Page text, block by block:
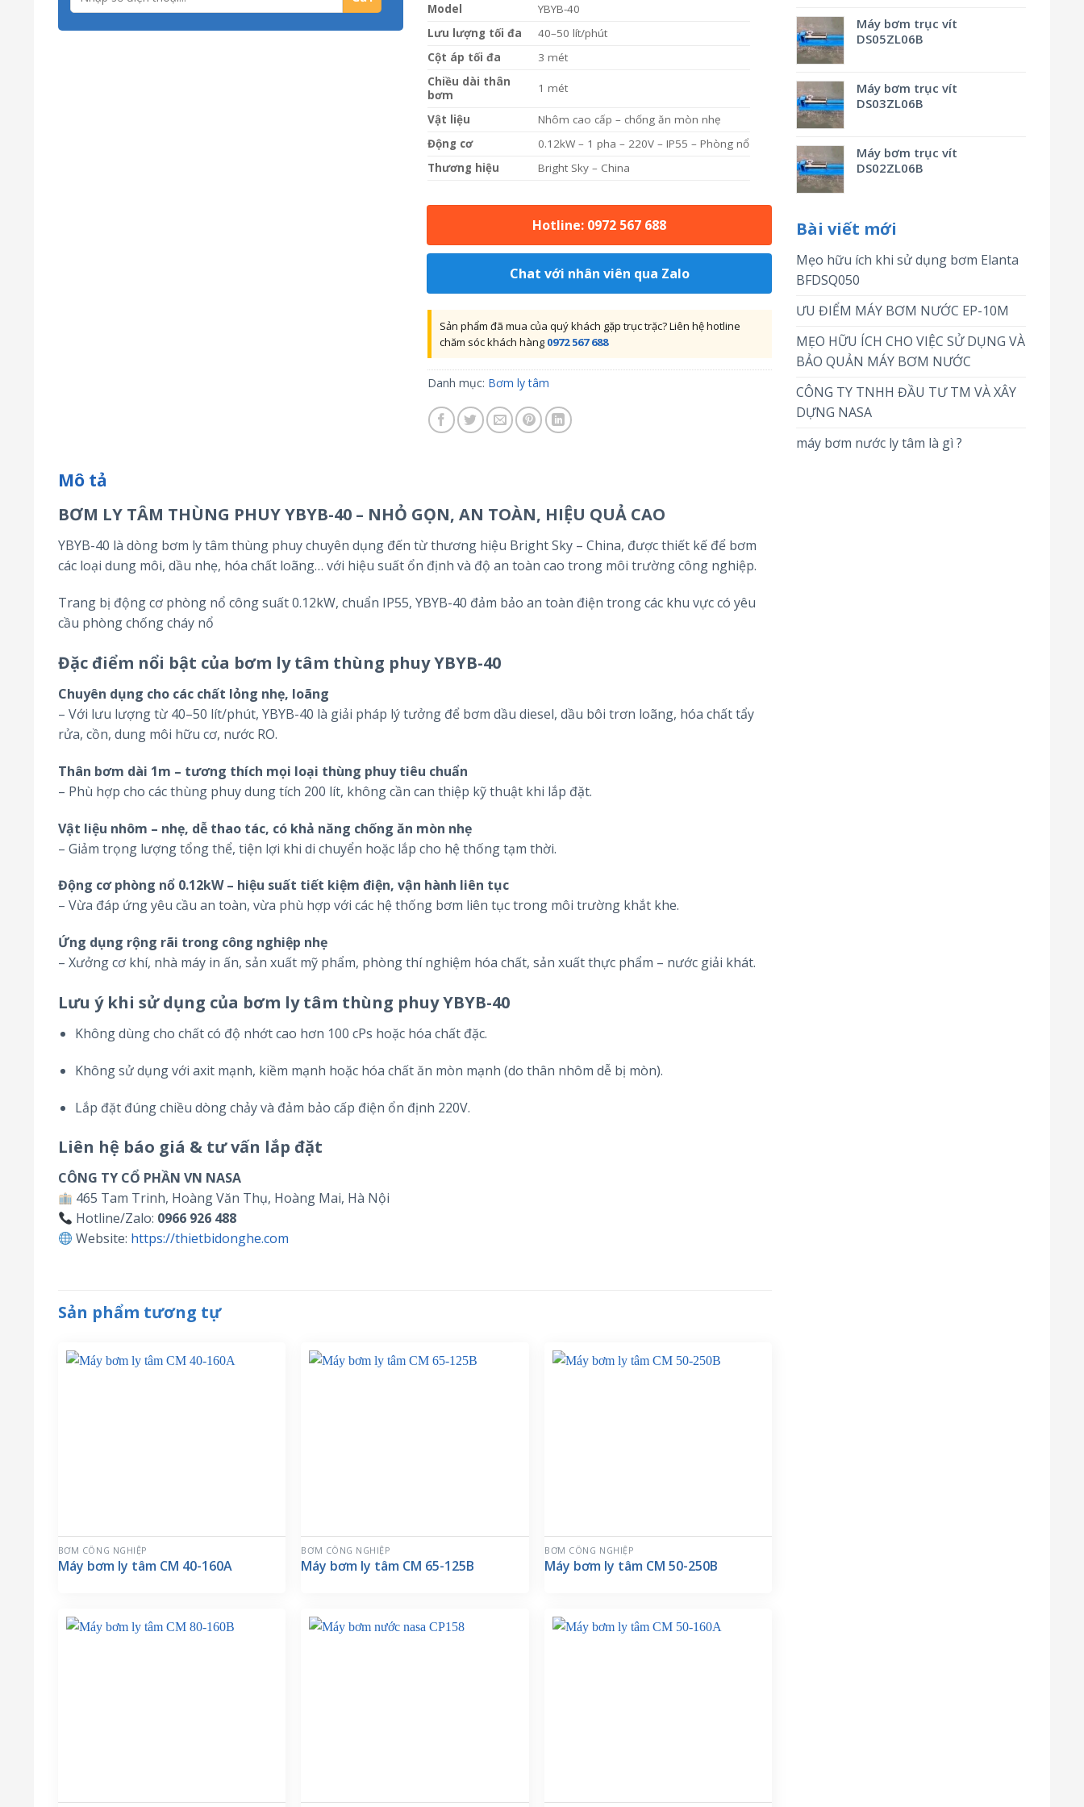
Máy bơm trục vít
DS05ZL06B
Máy bơm trục vít
DS03ZL06B
Máy bơm trục vít
DS02ZL06B
Bài viết mới
Mẹo hữu ích khi sử dụng bơm Elanta
BFDSQ050
ƯU ĐIỂM MÁY BƠM NƯỚC EP-10M
MẸO HỮU ÍCH CHO VIỆC SỬ DỤNG VÀ
BẢO QUẢN MÁY BƠM NƯỚC
CÔNG TY TNHH ĐẦU TƯ TM VÀ XÂY
DỰNG NASA
máy bơm nước ly tâm là gì ?
Model
YBYB-40
Lưu lượng tối đa
40–50 lít/phút
Cột áp tối đa
3 mét
Chiều dài thân
bơm
1 mét
Vật liệu
Nhôm cao cấp – chống ăn mòn nhẹ
Động cơ
0.12kW – 1 pha – 220V – IP55 – Phòng nổ
Thương hiệu
Bright Sky – China
Hotline: 0972 567 688
Chat với nhân viên qua Zalo
Sản phẩm đã mua của quý khách gặp trục trặc? Liên hệ hotline
chăm sóc khách hàng 0972 567 688
Danh mục: Bơm ly tâm
Mô tả
BƠM LY TÂM THÙNG PHUY YBYB-40 – NHỎ GỌN, AN TOÀN, HIỆU QUẢ CAO
YBYB-40 là dòng bơm ly tâm thùng phuy chuyên dụng đến từ thương hiệu Bright Sky – China, được thiết kế để bơm
các loại dung môi, dầu nhẹ, hóa chất loãng… với hiệu suất ổn định và độ an toàn cao trong môi trường công nghiệp.
Trang bị động cơ phòng nổ công suất 0.12kW, chuẩn IP55, YBYB-40 đảm bảo an toàn điện trong các khu vực có yêu
cầu phòng chống cháy nổ
Đặc điểm nổi bật của bơm ly tâm thùng phuyYBYB-40
Chuyên dụng cho các chất lỏng nhẹ, loãng
– Với lưu lượng từ 40–50 lít/phút, YBYB-40 là giải pháp lý tưởng để bơm dầu diesel, dầu bôi trơn loãng, hóa chất tẩy
rửa, cồn, dung môi hữu cơ, nước RO.
Thân bơm dài 1m – tương thích mọi loại thùng phuy tiêu chuẩn
– Phù hợp cho các thùng phuy dung tích 200 lít, không cần can thiệp kỹ thuật khi lắp đặt.
Vật liệu nhôm – nhẹ, dễ thao tác, có khả năng chống ăn mòn nhẹ
– Giảm trọng lượng tổng thể, tiện lợi khi di chuyển hoặc lắp cho hệ thống tạm thời.
Động cơ phòng nổ 0.12kW – hiệu suất tiết kiệm điện, vận hành liên tục
– Vừa đáp ứng yêu cầu an toàn, vừa phù hợp với các hệ thống bơm liên tục trong môi trường khắt khe.
Ứng dụng rộng rãi trong công nghiệp nhẹ
– Xưởng cơ khí, nhà máy in ấn, sản xuất mỹ phẩm, phòng thí nghiệm hóa chất, sản xuất thực phẩm – nước giải khát.
Lưu ý khi sử dụng của bơm ly tâm thùng phuy YBYB-40
Không dùng cho chất có độ nhớt cao hơn 100 cPs hoặc hóa chất đặc.
Không sử dụng với axit mạnh, kiềm mạnh hoặc hóa chất ăn mòn mạnh (do thân nhôm dễ bị mòn).
Lắp đặt đúng chiều dòng chảy và đảm bảo cấp điện ổn định 220V.
Liên hệ báo giá & tư vấn lắp đặt
CÔNG TY CỔ PHẦN VN NASA
465 Tam Trinh, Hoàng Văn Thụ, Hoàng Mai, Hà Nội
Hotline/Zalo: 0966 926 488
Website: https://thietbidonghe.com
Sản phẩm tương tự
BƠM CÔNG NGHIỆP
Máy bơm ly tâm CM 40-160A
BƠM CÔNG NGHIỆP
Máy bơm ly tâm CM 65-125B
BƠM CÔNG NGHIỆP
Máy bơm ly tâm CM 50-250B